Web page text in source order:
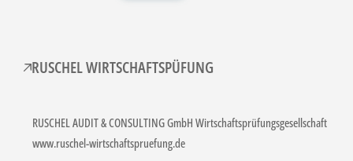
RUSCHEL WIRTSCHAFTSPÜFUNG
RUSCHEL AUDIT & CONSULTING GmbH Wirtschaftsprüfungsgesellschaft
www.ruschel-wirtschaftspruefung.de